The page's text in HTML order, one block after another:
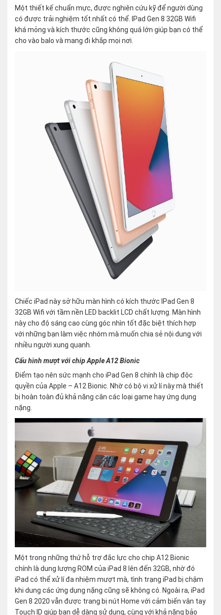
Một thiết kế chuẩn mực, được nghiên cứu kỹ để người dùng
có được trải nghiệm tốt nhất có thể. IPad Gen 8 32GB Wifi
khá mỏng và kích thước cũng không quá lớn giúp bạn có thể
cho vào balo và mang đi khắp mọi nơi.
Chiếc iPad này sở hữu màn hình có kích thước IPad Gen 8
32GB Wifi với tầm nền LED backlit LCD chất lượng. Màn hình
này cho độ sáng cao cùng góc nhìn tốt đặc biệt thích hợp
với những bạn làm việc nhóm mà muốn chia sẻ nội dung với
nhiều người xung quanh.
Cấu hình mượt với chip Apple A12 Bionic
Điểm tạo nên sức mạnh cho iPad Gen 8 chính là chip độc
quyền của Apple – A12 Bionic. Nhờ có bộ vi xử lí này mà thiết
bị hoàn toàn đủ khả năng cân các loại game hay ứng dụng
nặng.
Một trong những thứ hỗ trợ đắc lực cho chip A12 Bionic
chính là dung lượng ROM của iPad 8 lên đến 32GB, nhờ đó
iPad có thể xử lí đa nhiệm mượt mà, tình trạng iPad bị chậm
khi dung các ứng dụng nặng cũng sẽ không có. Ngoài ra, iPad
Gen 8 2020 vẫn được trang bị nút Home với cảm biến vân tay
Touch ID giúp bạn dễ dàng sử dụng, cùng với khả năng bảo